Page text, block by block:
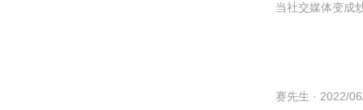
当社交媒体变成
赛先生 · 2022/